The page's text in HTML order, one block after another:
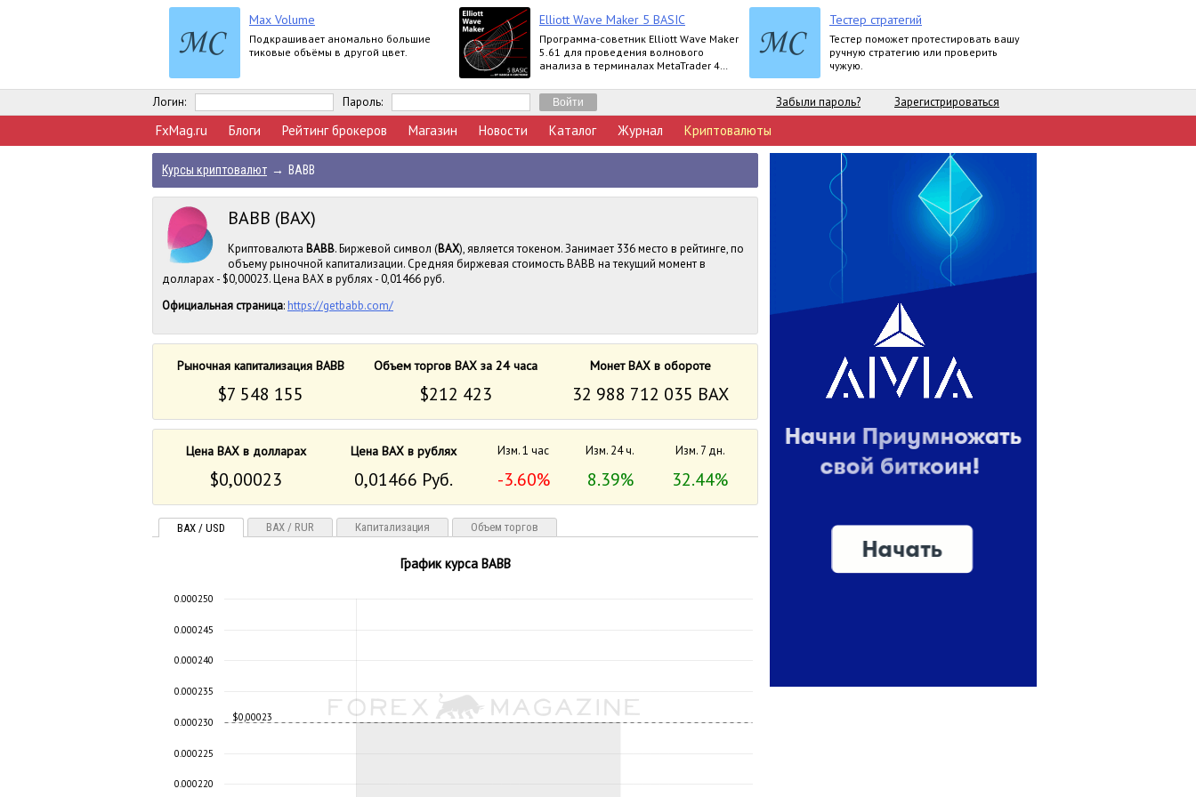
Max Volume
Подкрашивает аномально большие
тиковые объёмы в другой цвет.
Elliott Wave Maker 5 BASIC
Программа-советник Elliott Wave Maker
5.61 для проведения волнового
анализа в терминалах MetaTrader 4
Extended
Тестер стратегий
Тестер поможет протестировать вашу
ручную стратегию или проверить
чужую.
Логин: Пароль: Забыли пароль? Зарегистрироваться
FxMag.ru Блоги Рейтинг брокеров Магазин Новости Каталог Журнал Криптовалюты
Курсы криптовалют → BABB
BABB (BAX)
Криптовалюта BABB. Биржевой символ (BAX), является токеном. Занимает 336 место в рейтинге, по
объему рыночной капитализации. Средняя биржевая стоимость BABB на текущий момент в
долларах - $0,00023. Цена BAX в рублях - 0,01466 руб.
Официальная страница: https://getbabb.com/
Рыночная капитализация BABB Объем торгов BAX за 24 часа Монет BAX в обороте
$7 548 155 $212 423 32 988 712 035 BAX
Цена BAX в долларах Цена BAX в рублях Изм. 1 час Изм. 24 ч. Изм. 7 дн.
$0,00023 0,01466 Руб. -3.60% 8.39% 32.44%
BAX / USD BAX / RUR Капитализация Объем торгов
График курса BABB
$0,00023
0.000220
0.000225
0.000230
0.000235
0.000240
0.000245
0.000250